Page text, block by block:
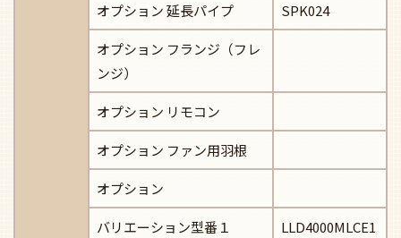
オプション 延長パイプ SPK024
オプション フランジ（フレ
ンジ）
オプション リモコン
オプション ファン用羽根
オプション
バリエーション型番１ LLD4000MLCE1